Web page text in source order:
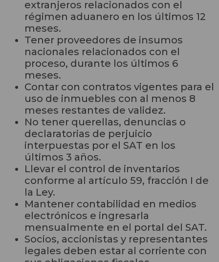
extranjeros relacionados con el
régimen aduanero en los últimos 12
meses.
Tener proveedores de insumos
nacionales relacionados con el
proceso, durante los últimos 6
meses.
Contar con contratos vigentes para el
uso de inmuebles con al menos 8
meses restantes de validez.
No tener querellas, denuncias o
declaratorias de perjuicio
interpuestas por el SAT en los
últimos 3 años.
Llevar el control de inventarios
conforme al artículo 59, fracción I de
la Ley.
Mantener contabilidad en medios
electrónicos e ingresarla
mensualmente en el portal del SAT.
Socios, accionistas y representantes
legales deben estar al corriente con